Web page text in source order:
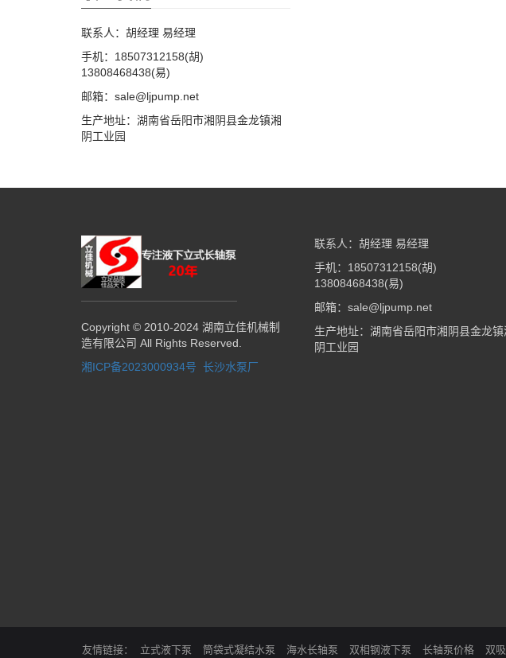
联系人：胡经理 易经理
手机：18507312158(胡)
13808468438(易)
邮箱：sale@ljpump.net
生产地址：湖南省岳阳市湘阴县金龙镇湘
阴工业园
Copyright © 2010-2024 湖南立佳机械制
造有限公司 All Rights Reserved.
湘ICP备2023000934号 长沙水泵厂
联系人：胡经理 易经理
手机：18507312158(胡)
13808468438(易)
邮箱：sale@ljpump.net
生产地址：湖南省岳阳市湘阴县金龙镇
阴工业园
友情链接 立式液下泵 筒袋式凝结水泵 海水长轴泵 双相钢液下泵 长轴泵价格 双